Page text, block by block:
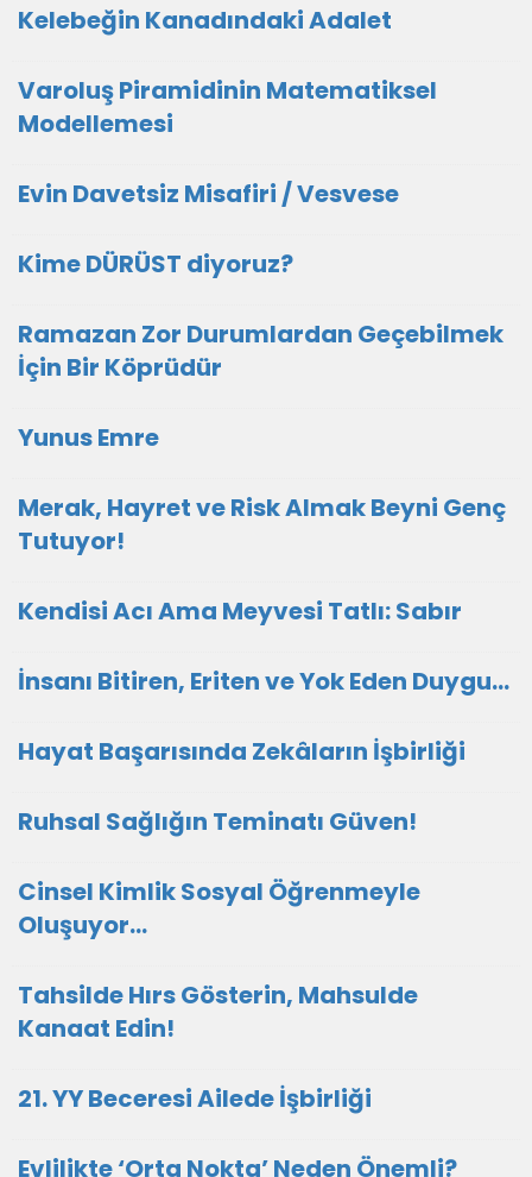
Kelebeğin Kanadındaki Adalet
Varoluş Piramidinin Matematiksel
Modellemesi
Evin Davetsiz Misafiri / Vesvese
Kime DÜRÜST diyoruz?
Ramazan Zor Durumlardan Geçebilmek
İçin Bir Köprüdür
Yunus Emre
Merak, Hayret ve Risk Almak Beyni Genç
Tutuyor!
Kendisi Acı Ama Meyvesi Tatlı: Sabır
İnsanı Bitiren, Eriten ve Yok Eden Duygu…
Hayat Başarısında Zekâların İşbirliği
Ruhsal Sağlığın Teminatı Güven!
Cinsel Kimlik Sosyal Öğrenmeyle
Oluşuyor...
Tahsilde Hırs Gösterin, Mahsulde
Kanaat Edin!
21. YY Beceresi Ailede İşbirliği
Evlilikte ‘Orta Nokta’ Neden Önemli?